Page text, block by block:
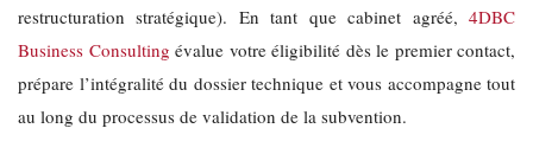
restructuration stratégique). En tant que cabinet agréé, 4DBC
Business Consulting évalue votre éligibilité dès le premier contact,
prépare l’intégralité du dossier technique et vous accompagne tout
au long du processus de validation de la subvention.